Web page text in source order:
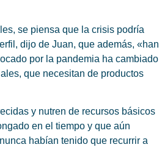
se piensa que la crisis podría
dijo de Juan, que además, «han
por la pandemia ha cambiado
que necesitan de productos
y nutren de recursos básicos
en el tiempo y que aún
habían tenido que recurrir a